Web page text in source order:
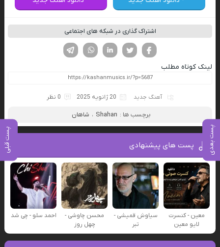
پست بعدی پست قبلی
اشتراک گذاری در شبکه های اجتماعی
لینکدین تویتر
فیسوک
لینک کوتاه مطلب
آهنگ جدید 20 ژانویه 2025 0 نظر
برچسب ها : Shahan ، شاهان
پست های پیشنهادی
معین - کنسرت
لایو معین
سیاوش قمیشی -
تبر
محسن چاوشی -
چهل روز
احمد سلو - چی شد